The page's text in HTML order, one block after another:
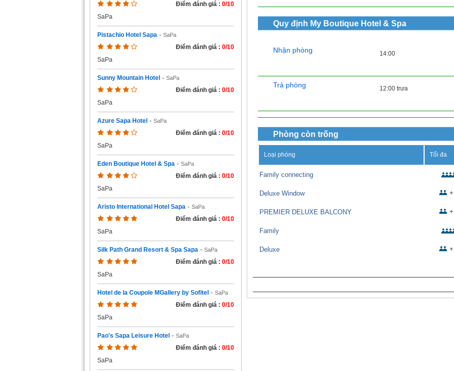
Điểm đánh giá : 0/10
SaPa
Pistachio Hotel Sapa - SaPa
Điểm đánh giá : 0/10
SaPa
Sunny Mountain Hotel - SaPa
Điểm đánh giá : 0/10
SaPa
Azure Sapa Hotel - SaPa
Điểm đánh giá : 0/10
SaPa
Eden Boutique Hotel & Spa - SaPa
Điểm đánh giá : 0/10
SaPa
Aristo International Hotel Sapa - SaPa
Điểm đánh giá : 0/10
SaPa
Silk Path Grand Resort & Spa Sapa - SaPa
Điểm đánh giá : 0/10
SaPa
Hotel de la Coupole MGallery by Sofitel - SaPa
Điểm đánh giá : 0/10
SaPa
Pao's Sapa Leisure Hotel - SaPa
Điểm đánh giá : 0/10
SaPa
Quy định My Boutique Hotel & Spa
Nhận phòng 14:00
Trả phòng 12:00 trưa
Phòng còn trống
Loại phòng Tối đa
Family connecting
Deluxe Window +
PREMIER DELUXE BALCONY +
Family
Deluxe +